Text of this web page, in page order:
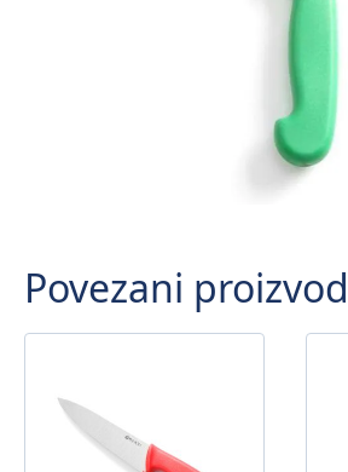
Povezani